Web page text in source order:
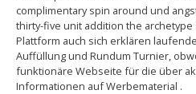
complimentary spin around und
thirty-five unit addition the archetype
Plattform auch sich erklären
Auffüllung und Rundum Turnier,
funktionäre Webseite für die über
Informationen auf Werbematerial .